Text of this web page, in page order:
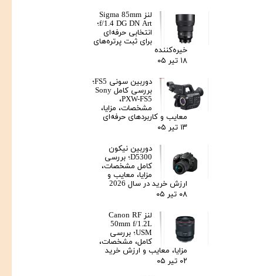
لنز Sigma 85mm
f/1.4 DG DN Art؛
انتخابی حرفه‌ای
برای ثبت پرتره‌های
خیره‌کننده
۱۸ تیر ۰۵
دوربین سونی FS5؛
بررسی کامل Sony
PXW-FS5،
مشخصات، مزایا،
معایب و کاربردهای حرفه‌ای
۱۳ تیر ۰۵
دوربین نیکون
D5300؛ بررسی
کامل مشخصات،
مزایا، معایب و
ارزش خرید در سال 2026
۰۸ تیر ۰۵
لنز Canon RF
50mm f/1.2L
USM؛ بررسی
کامل، مشخصات،
مزایا، معایب و ارزش خرید
۰۲ تیر ۰۵